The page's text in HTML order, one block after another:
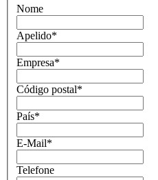
Nome
Apelido*
Empresa*
Código postal*
País*
E-Mail*
Telefone